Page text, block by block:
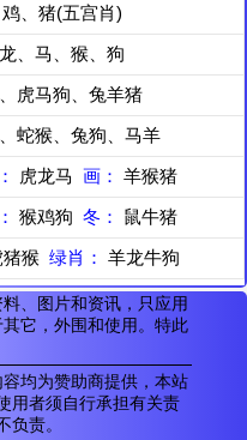
、猪(五宫肖)
、马、猴、狗
虎马狗、兔羊猪
蛇猴、兔狗、马羊
虎龙马 画： 羊猴猪
猴鸡狗 冬： 鼠牛猪
猴 绿肖： 羊龙牛狗
、图片和资讯，只应用
它，外围和使用。特此
均为赞助商提供，本站
用者须自行承担有关责
负责。